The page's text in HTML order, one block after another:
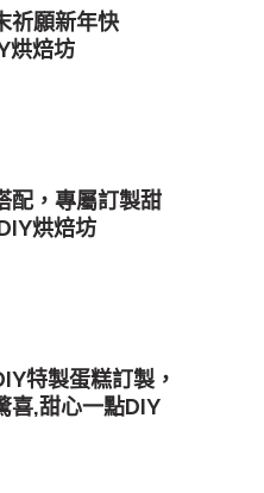
祈願新年快
烘焙坊
配，專屬訂製甜
烘焙坊
特製蛋糕訂製，
喜,甜心一點DIY